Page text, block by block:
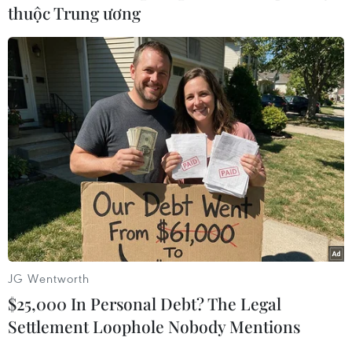
#Điện thoại di động #Samsung Galaxy S8
#VR
#Thực tế ảo
#Chíp xử lý đồ họa #Note 7
Theo dõi VietnamPlus
thuộc Trung ương
JG Wentworth
$25,000 In Personal Debt? The Legal
Settlement Loophole Nobody Mentions